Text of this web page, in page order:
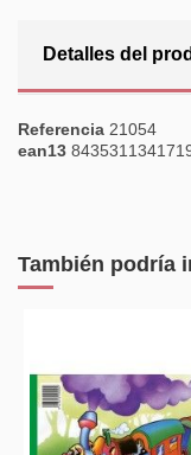
Detalles del
Referencia 21054
ean13
También podría